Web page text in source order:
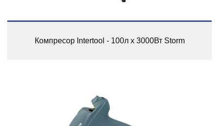
Компресор Intertool - 100л x 3000Вт Storm